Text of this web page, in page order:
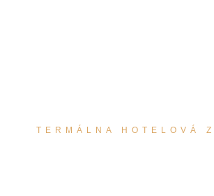
TERMÁLNA HOTELOVÁ